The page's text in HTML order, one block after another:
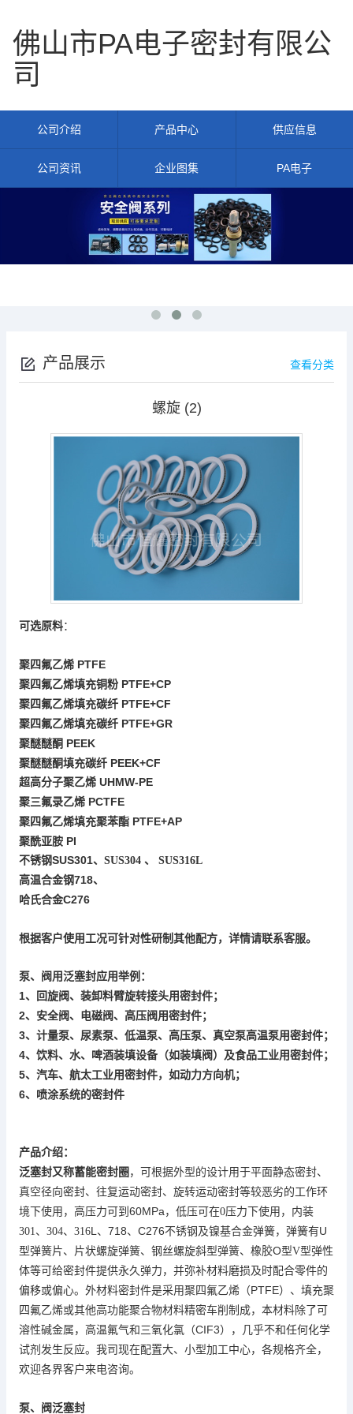
佛山市PA电子密封有限公
司
公司介绍 产品中心 供应信息
公司资讯 企业图集 PA电子
产品展示 查看分类
螺旋 (2)
可选原料：
聚四氟乙烯 PTFE
聚四氟乙烯填充铜粉 PTFE+CP
聚四氟乙烯填充碳纤 PTFE+CF
聚四氟乙烯填充碳纤 PTFE+GR
聚醚醚酮 PEEK
聚醚醚酮填充碳纤 PEEK+CF
超高分子聚乙烯 UHMW-PE
聚三氟录乙烯 PCTFE
聚四氟乙烯填充聚苯酯 PTFE+AP
聚酰亚胺 PI
不锈钢SUS301、 SUS304 、 SUS316L
高温合金钢718、
哈氏合金C276
根据客户使用工况可针对性研制其他配方，详情请联系客服。
泵、阀用泛塞封应用举例：
1、 回旋阀、 装卸料臂旋转接头用密封件；
2、 安全阀、电磁阀、高压阀 用密封件；
3、 计量泵、尿素泵、低温泵、高压泵、 真空泵高温泵用密封件；
4、饮料、水、啤酒装填设备（如装填阀）及食品工业用密封件；
5、汽车、航太工业用密封件，如动力方向机；
6、 喷涂系统的密封件
产品介绍：
泛塞封又称蓄能密封圈 ，可根据外型的设计用于平面静态密封、
真空径向密封、往复运动密封、旋转运动密封等较恶劣的工作环
境下使用，高压力可到 60MPa ，低压可在0压力下使用，内装
301、 304、 316L 、 718、 C276不锈钢及镍基合金弹簧，弹簧有U
型弹簧片、 片状螺旋弹簧、 钢丝螺旋斜型弹簧、橡胶O型V型弹性
体等可给密封件提供永久弹力，并弥补材料磨损及时配合零件的
偏移或偏心。外材料密封件是采用聚四氟乙烯 （PTFE） 、填充聚
四氟乙烯或其他高功能聚合物材料精密车削制成，本材料除了可
溶性碱金属，高温氟气和三氧化氯（CIF3），几乎不和任何化学
试剂发生反应。我司现在配置大、小型加工中心， 各规格齐全，
欢迎各界客户来电咨询。
泵、阀泛塞封